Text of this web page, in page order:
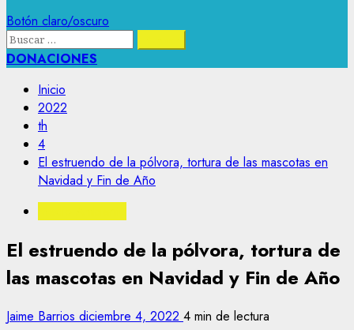
Botón claro/oscuro
Buscar:
DONACIONES
Inicio
2022
th
4
El estruendo de la pólvora, tortura de las mascotas en
Navidad y Fin de Año
El estruendo de la pólvora, tortura de
las mascotas en Navidad y Fin de Año
Jaime Barrios diciembre 4, 2022 4 min de lectura